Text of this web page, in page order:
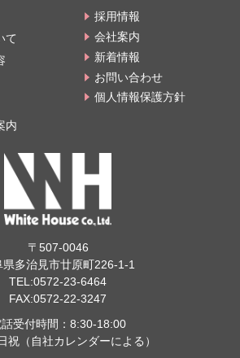
て
内
採用情報
会社案内
新着情報
お問い合わせ
個人情報保護方針
〒507-0046
県多治見市廿原町226-1-1
TEL:0572-23-6464
FAX:0572-22-3247
話受付時間：8:30-18:00
祝（自社カレンダーによる）